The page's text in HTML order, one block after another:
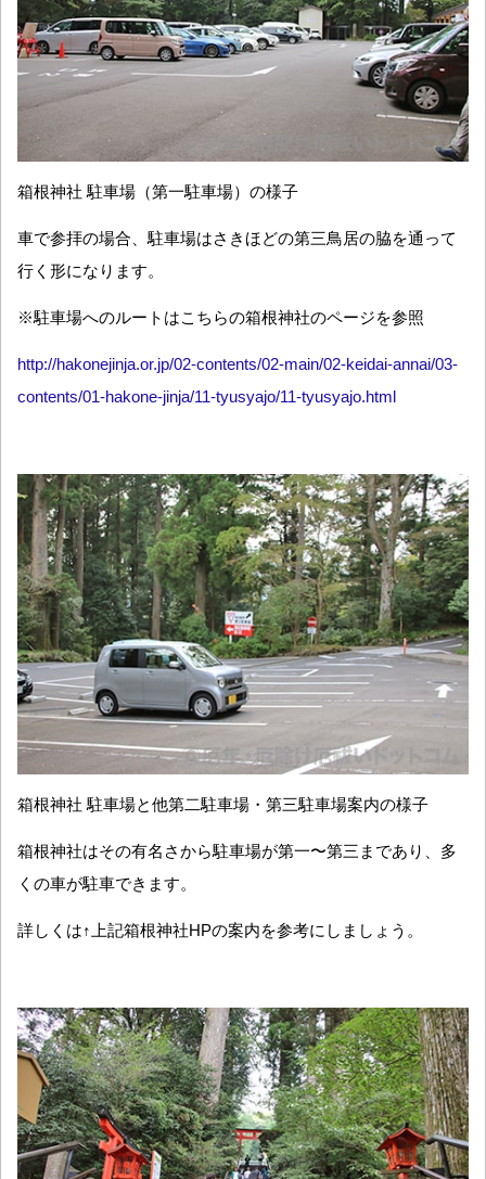
箱根神社 駐車場（第一駐車場）の様子
車で参拝の場合、駐車場はさきほどの第三鳥居の脇を通って
行く形になります。
※駐車場へのルートはこちらの箱根神社のページを参照
http://hakonejinja.or.jp/02-contents/02-main/02-keidai-annai/03-
contents/01-hakone-jinja/11-tyusyajo/11-tyusyajo.html
箱根神社 駐車場と他第二駐車場・第三駐車場案内の様子
箱根神社はその有名さから駐車場が第一〜第三まであり、多
くの車が駐車できます。
詳しくは↑上記箱根神社HPの案内を参考にしましょう。